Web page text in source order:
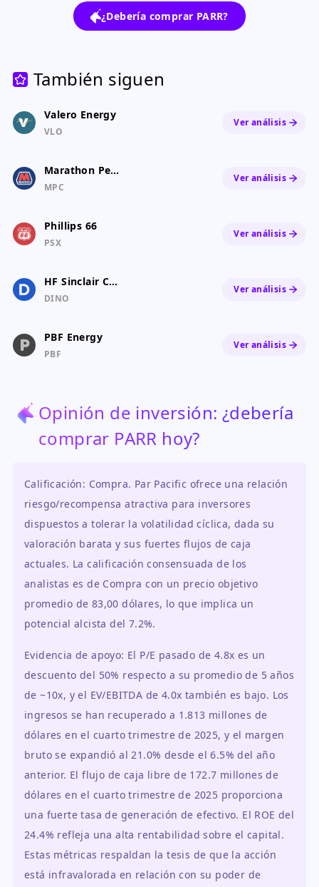
¿Debería comprar PARR?
También siguen
Valero Energy
VLO
Ver análisis
Marathon Petroleum
MPC
Ver análisis
Phillips 66
PSX
Ver análisis
HF Sinclair Corporation
DINO
Ver análisis
PBF Energy
PBF
Ver análisis
Opinión de inversión: ¿debería
comprar PARR hoy?
Calificación: Compra. Par Pacific ofrece una relación
riesgo/recompensa atractiva para inversores
dispuestos a tolerar la volatilidad cíclica, dada su
valoración barata y sus fuertes flujos de caja
actuales. La calificación consensuada de los
analistas es de Compra con un precio objetivo
promedio de 83,00 dólares, lo que implica un
potencial alcista del 7.2%.
Evidencia de apoyo: El P/E pasado de 4.8x es un
descuento del 50% respecto a su promedio de 5 años
de ~10x, y el EV/EBITDA de 4.0x también es bajo. Los
ingresos se han recuperado a 1.813 millones de
dólares en el cuarto trimestre de 2025, y el margen
bruto se expandió al 21.0% desde el 6.5% del año
anterior. El flujo de caja libre de 172.7 millones de
dólares en el cuarto trimestre de 2025 proporciona
una fuerte tasa de generación de efectivo. El ROE del
24.4% refleja una alta rentabilidad sobre el capital.
Estas métricas respaldan la tesis de que la acción
está infravalorada en relación con su poder de